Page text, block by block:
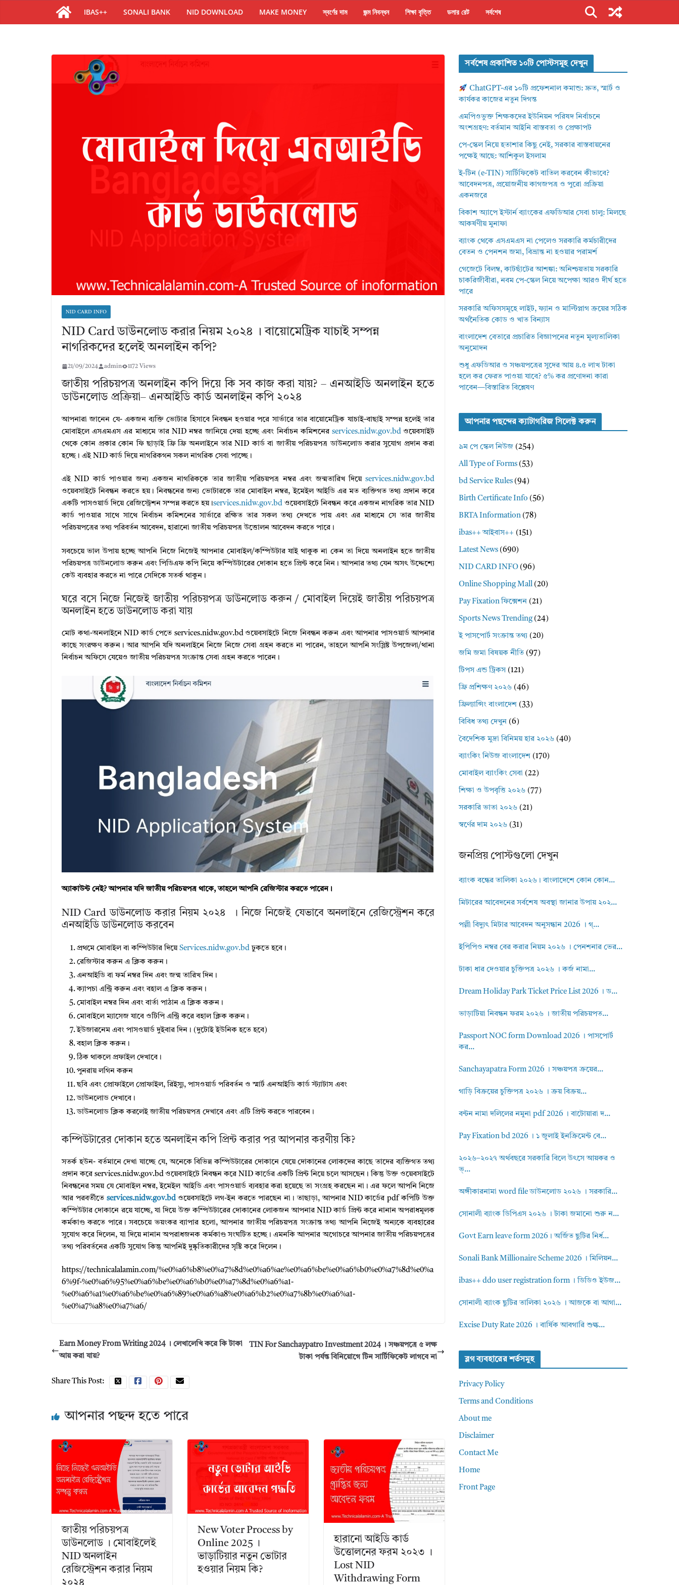
IBAS++ SONALI BANK NID DOWNLOAD MAKE MONEY স্বর্ণের দাম জন্ম নিবন্ধন শিক্ষা বৃত্তি ডলার রেট সর্বশেষ
NID CARD INFO
NID Card ডাউনলোড করার নিয়ম ২০২৪ । বায়োমেট্রিক যাচাই সম্পন্ন
নাগরিকদের হলেই অনলাইন কপি?
21/09/2024 admin 1172 Views
জাতীয় পরিচয়পত্র অনলাইন কপি দিয়ে কি সব কাজ করা যায়? – এনআইডি অনলাইন হতে
ডাউনলোড প্রক্রিয়া– এনআইডি কার্ড অনলাইন কপি ২০২৪
আপনারা জানেন যে- একজন ব্যক্তি ভোটার হিসাবে নিবন্ধন হওয়ার পরে সার্ভারে তার বায়োমেট্রিক যাচাই-বাছাই সম্পন্ন হলেই তার
মোবাইলে এসএমএস এর মাধ্যমে তার NID নম্বর জানিয়ে দেয়া হচ্ছে এবং নির্বাচন কমিশনেরservices.nidw.gov.bd ওয়েবসাইট
থেকে কোন প্রকার কোন ফি ছাড়াই ফ্রি ফ্রি অনলাইনে তার NID কার্ড বা জাতীয় পরিচয়পত্র ডাউনলোড করার সুযোগ প্রদান করা
হচ্ছে। এই NID কার্ড দিয়ে নাগরিকগন সকল নাগরিক সেবা পাচ্ছে।
এই NID কার্ড পাওয়ার জন্য একজন নাগরিককে তার জাতীয় পরিচয়পত্র নম্বর এবং জন্মতারিখ দিয়েservices.nidw.gov.bd
ওয়েবসাইটে নিবন্ধন করতে হয়। নিবন্ধনের জন্য ভোটারকে তার মোবাইল নম্বর, ইমেইল আইডি এর মত ব্যক্তিগত তথ্য প্রদান করে
একটি পাসওয়ার্ড দিয়ে রেজিস্ট্রেশন সম্পন্ন করতে হয়।services.nidw.gov.bd ওয়েবসাইটে নিবন্ধন করে একজন নাগরিক তার NID
কার্ড পাওয়ার সাথে সাথে নির্বাচন কমিশনের সার্ভারে রক্ষিত তার সকল তথ্য দেখতে পায় এবং এর মাধ্যমে সে তার জাতীয়
পরিচয়পত্রের তথ্য পরিবর্তন আবেদন, হারানো জাতীয় পরিচয়পত্র উত্তোলন আবেদন করতে পারে।
সবচেয়ে ভাল উপায় হচ্ছে আপনি নিজে নিজেই আপনার মোবাইল/কম্পিউটার যাই থাকুক না কেন তা দিয়ে অনলাইন হতে জাতীয়
পরিচয়পত্র ডাউনলোড করুন এবং পিডিএফ কপি নিয়ে কম্পিউটারের দোকান হতে প্রিন্ট করে নিন। আপনার তথ্য যেন অসৎ উদ্দেশ্যে
কেউ ব্যবহার করতে না পারে সেদিকে সতর্ক থাকুন।
ঘরে বসে নিজে নিজেই জাতীয় পরিচয়পত্র ডাউনলোড করুন / মোবাইল দিয়েই জাতীয় পরিচয়পত্র
অনলাইন হতে ডাউনলোড করা যায়
মোট কথা-অনলাইনে NID কার্ড পেতে services.nidw.gov.bd ওয়েবসাইটে নিজে নিবন্ধন করুন এবং আপনার পাসওয়ার্ড আপনার
কাছে সংরক্ষণ করুন। আর আপনি যদি অনলাইনে নিজে নিজে সেবা গ্রহন করতে না পারেন, তাহলে আপনি সংস্লিষ্ট উপজেলা/থানা
নির্বাচন অফিসে যেয়েও জাতীয় পরিচয়পত্র সংক্রান্ত সেবা গ্রহন করতে পারেন।
অ্যাকাউন্ট নেই? আপনার যদি জাতীয় পরিচয়পত্র থাকে, তাহলে আপনি রেজিস্টার করতে পারেন।
NID Card ডাউনলোড করার নিয়ম ২০২৪ । নিজে নিজেই যেভাবে অনলাইনে রেজিস্ট্রেশন করে
এনআইডি ডাউনলোড করবেন
প্রথমে মোবাইল বা কম্পিউটার দিয়ে Services.nidw.gov.bdঢুকতে হবে।
রেজিস্টার করুন এ ক্লিক করুন।
এনআইডি বা ফর্ম নম্বর দিন এবং জন্ম তারিখ দিন।
ক্যাপচা এন্ট্রি করুন এবং বহাল এ ক্লিক করুন।
মোবাইল নম্বর দিন এবং বার্তা পাঠান এ ক্লিক করুন।
মোবাইলে ম্যাসেজ যাবে ওটিপি এন্ট্রি করে বহাল ক্লিক করুন।
ইউজারনেম এবং পাসওয়ার্ড দুইবার দিন। (দুটোই ইউনিক হতে হবে)
বহাল ক্লিক করুন।
ঠিক থাকলে প্রফাইল দেখাবে।
পুনরায় লগিন করুন
ছবি এবং প্রোফাইলে প্রোফাইল, রিইস্যু, পাসওয়ার্ড পরিবর্তন ও স্মার্ট এনআইডি কার্ড স্ট্যাটাস এবং
ডাউনলোড দেখাবে।
ডাউনলোড ক্লিক করলেই জাতীয় পরিচয়পত্র দেখাবে এবং এটি প্রিন্ট করতে পারবেন।
কম্পিউটারের দোকান হতে অনলাইন কপি প্রিন্ট করার পর আপনার করণীয় কি?
সতর্ক হউন- বর্তমানে দেখা যাচ্ছে যে, অনেকে বিভিন্ন কম্পিউটারের দোকানে যেয়ে দোকানের লোকদের কাছে তাদের ব্যক্তিগত তথ্য
প্রদান করে services.nidw.gov.bd ওয়েবসাইটে নিবন্ধন করে NID কার্ডের একটি প্রিন্ট নিয়ে চলে আসছেন। কিন্তু উক্ত ওয়েবসাইটে
নিবন্ধনের সময় যে মোবাইল নম্বর, ইমেইল আইডি এবং পাসওয়ার্ড ব্যবহার করা হয়েছে তা সংগ্রহ করছেন না। এর ফলে আপনি নিজে
আর পরবর্তীতে services.nidw.gov.bd ওয়েবসাইটে লগ-ইন করতে পারছেন না। তাছাড়া, আপনার NID কার্ডের pdf কপিটি উক্ত
কম্পিউটার দোকানে রয়ে যাচ্ছে, যা দিয়ে উক্ত কম্পিউটারের দোকানের লোকজন আপনার NID কার্ড প্রিন্ট করে নানান অপরাধমূলক
কর্মকাণ্ড করতে পারে। সবচেয়ে ভয়ংকর ব্যাপার হলো, আপনার জাতীয় পরিচয়পত্র সংক্রান্ত তথ্য আপনি নিজেই অন্যকে ব্যবহারের
সুযোগ করে দিলেন, যা দিয়ে নানান অপরাধজনক কর্মকাণ্ড সংঘটিত হচ্ছে। এমনকি আপনার অগোচরে আপনার জাতীয় পরিচয়পত্রের
তথ্য পরিবর্তনের একটি সুযোগ কিন্তু আপনিই দুষ্কৃতিকারীদের সৃষ্টি করে দিলেন।
https://technicalalamin.com/%e0%a6%b8%e0%a7%8d%e0%a6%ae%e0%a6%be%e0%a6%b0%e0%a7%8d%e0%a
6%9f-%e0%a6%95%e0%a6%be%e0%a6%b0%e0%a7%8d%e0%a6%a1-
%e0%a6%a1%e0%a6%be%e0%a6%89%e0%a6%a8%e0%a6%b2%e0%a7%8b%e0%a6%a1-
%e0%a7%a8%e0%a7%a6/
Earn Money From Writing 2024 । লেখালেখি করে কি টাকা
আয় করা যায়?
TIN For Sanchaypatro Investment 2024 । সঞ্চয়পত্রে ৫ লক্ষ
টাকা পর্যন্ত বিনিয়োগে টিন সার্টিফিকেট লাগবে না
Share This Post:
আপনার পছন্দ হতে পারে
জাতীয় পরিচয়পত্র
ডাউনলোড । মোবাইলেই
NID অনলাইন
রেজিস্ট্রেশন করার নিয়ম
২০২৪
New Voter Process by
Online 2025 ।
ভাড়াটিয়ার নতুন ভােটার
হওয়ার নিয়ম কি?
হারানো আইডি কার্ড
উত্তোলনের ফরম ২০২৩ ।
Lost NID
Withdrawing Form
সর্বশেষ প্রকাশিত ১০টি পোস্টসমূহ দেখুন
ChatGPT-এর ১০টি প্রফেশনাল কমান্ড: দ্রুত, স্মার্ট ও
কার্যকর কাজের নতুন দিগন্ত
এমপিওভুক্ত শিক্ষকদের ইউনিয়ন পরিষদ নির্বাচনে
অংশগ্রহণ: বর্তমান আইনি বাস্তবতা ও প্রেক্ষাপট
পে-স্কেল নিয়ে হতাশার কিছু নেই, সরকার বাস্তবায়নের
পক্ষেই আছে: আশিকুল ইসলাম
ই-টিন (e-TIN) সার্টিফিকেট বাতিল করবেন কীভাবে?
আবেদনপত্র, প্রয়োজনীয় কাগজপত্র ও পুরো প্রক্রিয়া
একনজরে
বিকাশ অ্যাপে ইস্টার্ন ব্যাংকের এফডিআর সেবা চালু: মিলছে
আকর্ষণীয় মুনাফা
ব্যাংক থেকে এসএমএস না পেলেও সরকারি কর্মচারীদের
বেতন ও পেনশন জমা, বিভ্রান্ত না হওয়ার পরামর্শ
গেজেটে বিলম্ব, কাটছাঁটের আশঙ্কা: অনিশ্চয়তায় সরকারি
চাকরিজীবীরা, নবম পে-স্কেল নিয়ে অপেক্ষা আরও দীর্ঘ হতে
পারে
সরকারি অফিসসমূহে লাইট, ফ্যান ও মাল্টিপ্লাগ ক্রয়ের সঠিক
অর্থনৈতিক কোড ও খাত বিন্যাস
বাংলাদেশ বেতারে প্রচারিত বিজ্ঞাপনের নতুন মূল্যতালিকা
অনুমোদন
শুধু এফডিআর ও সঞ্চয়পত্রের সুদের আয় ৪.৫ লাখ টাকা
হলে কর ফেরত পাওয়া যাবে? ৫% কর প্রণোদনা কারা
পাবেন—বিস্তারিত বিশ্লেষণ
আপনার পছন্দের ক্যাটাগরিজ সিলেক্ট করুন
৯ম পে স্কেল নিউজ (254)
All Type of Forms (53)
bd Service Rules (94)
Birth Certificate Info (56)
BRTA Information (78)
ibas++ আইবাস++ (151)
Latest News (690)
NID CARD INFO (96)
Online Shopping Mall (20)
Pay Fixation ফিক্সেশন (21)
Sports News Trending(24)
ই পাসপোর্ট সংক্রান্ত তথ্য (20)
জমি জমা বিষয়ক নীতি (97)
টিপস এন্ড ট্রিকস (121)
ফ্রি প্রশিক্ষণ ২০২৬ (46)
ফ্রিল্যান্সিং বাংলাদেশ (33)
বিবিধ তথ্য দেখুন (6)
বৈদেশিক মুদ্রা বিনিময় হার ২০২৬ (40)
ব্যাংকিং নিউজ বাংলাদেশ (170)
মোবাইল ব্যাংকিং সেবা (22)
শিক্ষা ও উপবৃত্তি ২০২৬ (77)
সরকারি ভাতা ২০২৬ (21)
স্বর্ণের দাম ২০২৬ (31)
জনপ্রিয় পোস্টগুলো দেখুন
ব্যাংক বন্ধের তালিকা ২০২৬। বাংলাদেশে কোন কোন...
মিটারের আবেদনের সর্বশেষ অবস্থা জানার উপায় ২০২...
পল্লী বিদ্যুৎ মিটার আবেদন অনুসন্ধান 2026 । গ্...
ইপিপিও নম্বর বের করার নিয়ম ২০২৬ । পেনশনার ভের...
টাকা ধার দেওয়ার চুক্তিপত্র ২০২৬ । কর্জ নামা...
Dream Holiday Park Ticket Price List 2026 । ড...
ভাড়াটিয়া নিবন্ধন ফরম ২০২৬ । জাতীয় পরিচয়পত...
Passport NOC form Download 2026 । পাসপোর্ট
কর...
Sanchayapatra Form 2026 । সঞ্চয়পত্র ক্রয়ের...
গাড়ি বিক্রয়ের চুক্তিপত্র ২০২৬ । ক্রয় বিক্রয়...
বন্টন নামা দলিলের নমুনা pdf 2026 । বাটোয়ারা দ...
Pay Fixation bd 2026 । ১ জুলাই ইনক্রিমেন্ট বে...
২০২৬–২০২৭ অর্থবছরে সরকারি বিলে উৎসে আয়কর ও
ভ্...
অঙ্গীকারনামা word file ডাউনলোড ২০২৬ । সরকারি...
সোনালী ব্যাংক ডিপিএস ২০২৬ । টাকা জমানো শুরু ন...
Govt Earn leave form 2026। অর্জিত ছুটির নির্ধ...
Sonali Bank Millionaire Scheme 2026 । মিলিয়ন...
ibas++ ddo user registration form । ডিডিও ইউজ...
সোনালী ব্যাংক ছুটির তালিকা ২০২৬ । আজকে বা আগা...
Excise Duty Rate 2026 । বার্ষিক আবগারি শুল্ক...
ব্লগ ব্যবহারের শর্তসমুহ
Privacy Policy
Terms and Conditions
About me
Disclaimer
Contact Me
Home
Front Page